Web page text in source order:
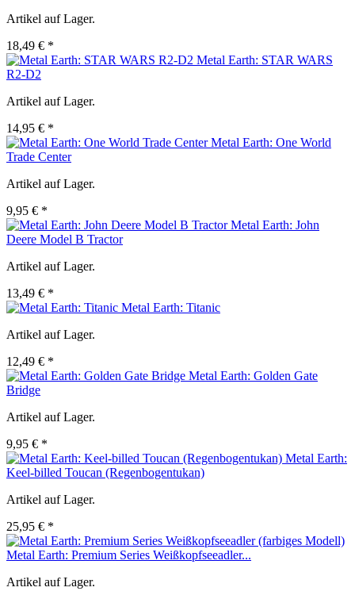
Artikel auf Lager.
18,49 € *
Metal Earth: STAR WARS
R2-D2
Artikel auf Lager.
14,95 € *
Metal Earth: One World
Trade Center
Artikel auf Lager.
9,95 € *
Metal Earth: John
Deere Model B Tractor
Artikel auf Lager.
13,49 € *
Metal Earth: Titanic
Artikel auf Lager.
12,49 € *
Metal Earth: Golden Gate
Bridge
Artikel auf Lager.
9,95 € *
Metal Earth:
Keel-billed Toucan (Regenbogentukan)
Artikel auf Lager.
25,95 € *
Metal Earth: Premium Series Weißkopfseeadler...
Artikel auf Lager.